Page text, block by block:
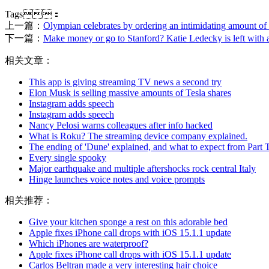
Tags：
上一篇： Olympian celebrates by ordering an intimidating amount
下一篇： Make money or go to Stanford? Katie Ledecky is left with
相关文章：
This app is giving streaming TV news a second try
Elon Musk is selling massive amounts of Tesla shares
Instagram adds speech
Instagram adds speech
Nancy Pelosi warns colleagues after info hacked
What is Roku? The streaming device company explained.
The ending of 'Dune' explained, and what to expect from Part
Every single spooky
Major earthquake and multiple aftershocks rock central Italy
Hinge launches voice notes and voice prompts
相关推荐：
Give your kitchen sponge a rest on this adorable bed
Apple fixes iPhone call drops with iOS 15.1.1 update
Which iPhones are waterproof?
Apple fixes iPhone call drops with iOS 15.1.1 update
Carlos Beltran made a very interesting hair choice